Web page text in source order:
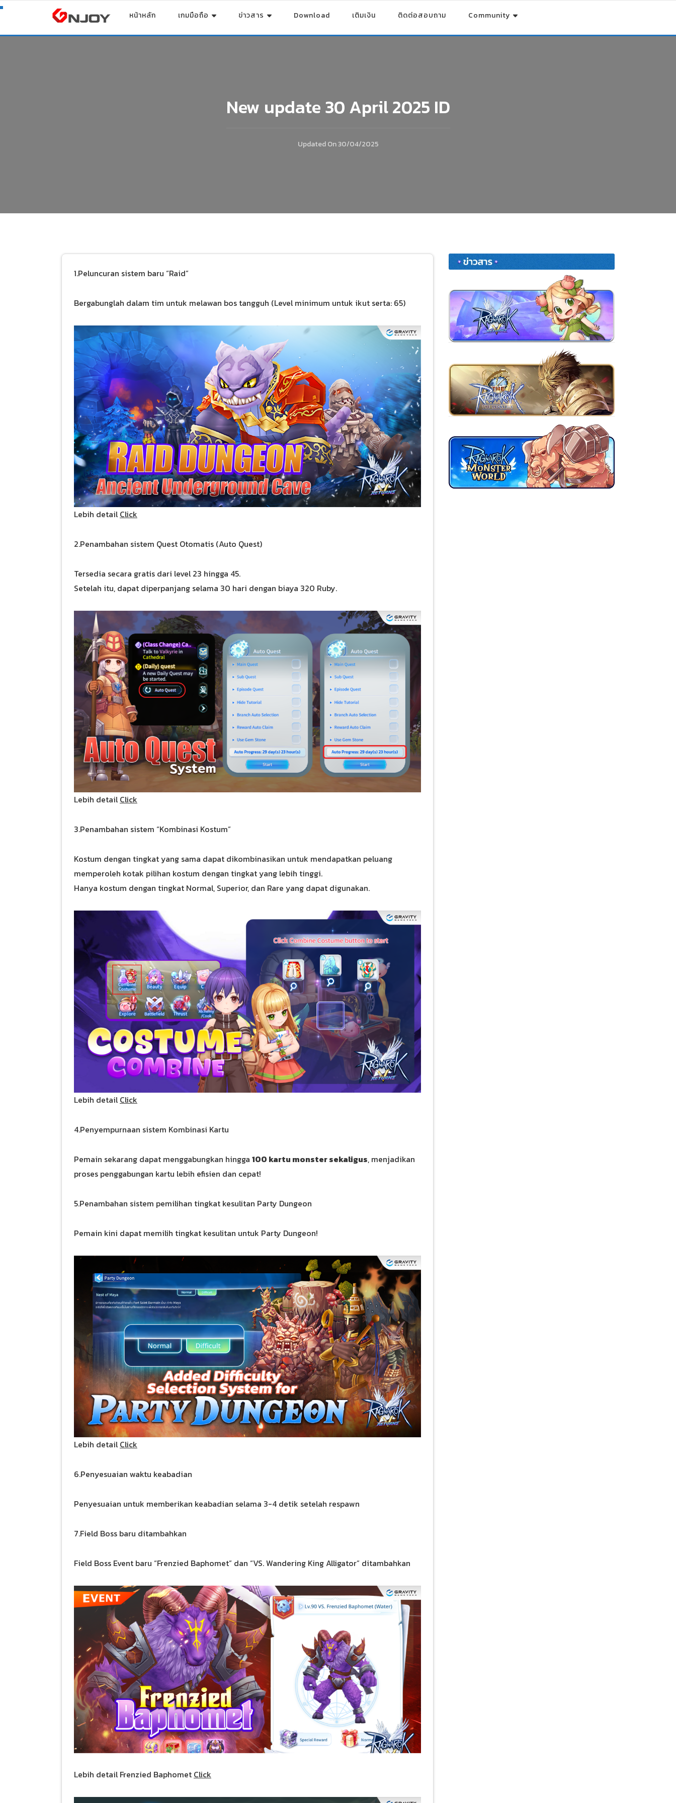
หน้าหลัก เกมมือถือ ข่าวสาร Download เติมเงิน ติดต่อสอบถาม Community
New update 30 April 2025 ID
Updated On30/04/2025
1.Peluncuran sistem baru “Raid”
Bergabunglah dalam tim untuk melawan bos tangguh (Level minimum untuk ikut serta: 65)
Lebih detail Click
2.Penambahan sistem Quest Otomatis (Auto Quest)
Tersedia secara gratis dari level 23 hingga 45.
Setelah itu, dapat diperpanjang selama 30 hari dengan biaya 320 Ruby.
Lebih detail Click
3.Penambahan sistem “Kombinasi Kostum”
Kostum dengan tingkat yang sama dapat dikombinasikan untuk mendapatkan peluang
memperoleh kotak pilihan kostum dengan tingkat yang lebih tinggi.
Hanya kostum dengan tingkat Normal, Superior, dan Rare yang dapat digunakan.
Lebih detail Click
4.Penyempurnaan sistem Kombinasi Kartu
Pemain sekarang dapat menggabungkan hingga 100 kartu monster sekaligus, menjadikan
proses penggabungan kartu lebih efisien dan cepat!
5.Penambahan sistem pemilihan tingkat kesulitan Party Dungeon
Pemain kini dapat memilih tingkat kesulitan untuk Party Dungeon!
Lebih detail Click
6.Penyesuaian waktu keabadian
Penyesuaian untuk memberikan keabadian selama 3-4 detik setelah respawn
7.Field Boss baru ditambahkan
Field Boss Event baru “Frenzied Baphomet” dan “VS. Wandering King Alligator” ditambahkan
Lebih detail Frenzied Baphomet Click